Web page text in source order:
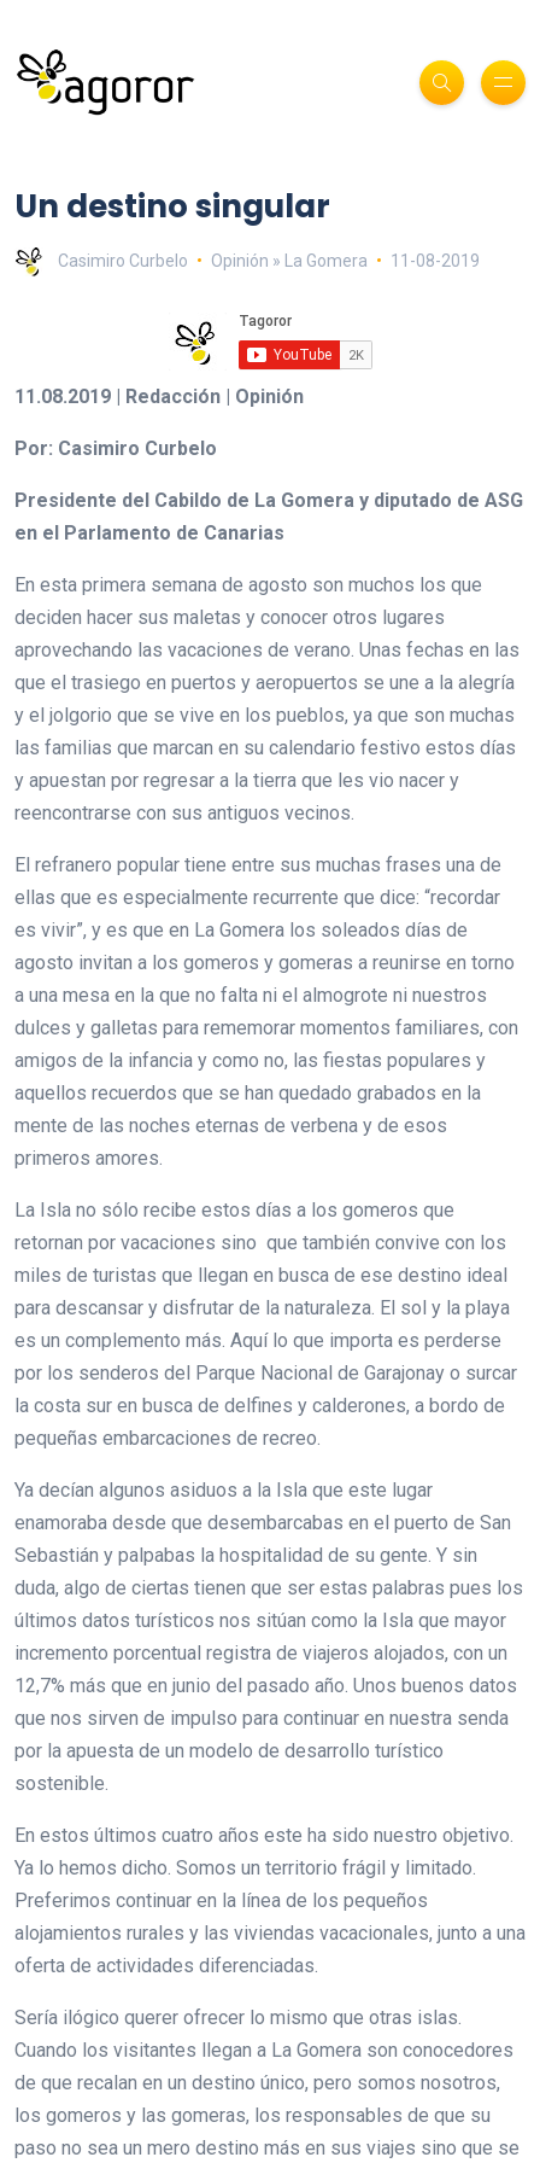
Un destino singular
Casimiro Curbelo Opinión » La Gomera 11-08-2019
11.08.2019 | Redacción | Opinión
Por: Casimiro Curbelo
Presidente del Cabildo de La Gomera y diputado de ASG
en el Parlamento de Canarias
En esta primera semana de agosto son muchos los que
deciden hacer sus maletas y conocer otros lugares
aprovechando las vacaciones de verano. Unas fechas en las
que el trasiego en puertos y aeropuertos se une a la alegría
y el jolgorio que se vive en los pueblos, ya que son muchas
las familias que marcan en su calendario festivo estos días
y apuestan por regresar a la tierra que les vio nacer y
reencontrarse con sus antiguos vecinos.
El refranero popular tiene entre sus muchas frases una de
ellas que es especialmente recurrente que dice: “recordar
es vivir”, y es que en La Gomera los soleados días de
agosto invitan a los gomeros y gomeras a reunirse en torno
a una mesa en la que no falta ni el almogrote ni nuestros
dulces y galletas para rememorar momentos familiares, con
amigos de la infancia y como no, las fiestas populares y
aquellos recuerdos que se han quedado grabados en la
mente de las noches eternas de verbena y de esos
primeros amores.
La Isla no sólo recibe estos días a los gomeros que
retornan por vacaciones sino que también convive con los
miles de turistas que llegan en busca de ese destino ideal
para descansar y disfrutar de la naturaleza. El sol y la playa
es un complemento más. Aquí lo que importa es perderse
por los senderos del Parque Nacional de Garajonay o surcar
la costa sur en busca de delfines y calderones, a bordo de
pequeñas embarcaciones de recreo.
Ya decían algunos asiduos a la Isla que este lugar
enamoraba desde que desembarcabas en el puerto de San
Sebastián y palpabas la hospitalidad de su gente. Y sin
duda, algo de ciertas tienen que ser estas palabras pues los
últimos datos turísticos nos sitúan como la Isla que mayor
incremento porcentual registra de viajeros alojados, con un
12,7% más que en junio del pasado año. Unos buenos datos
que nos sirven de impulso para continuar en nuestra senda
por la apuesta de un modelo de desarrollo turístico
sostenible.
En estos últimos cuatro años este ha sido nuestro objetivo.
Ya lo hemos dicho. Somos un territorio frágil y limitado.
Preferimos continuar en la línea de los pequeños
alojamientos rurales y las viviendas vacacionales, junto a una
oferta de actividades diferenciadas.
Sería ilógico querer ofrecer lo mismo que otras islas.
Cuando los visitantes llegan a La Gomera son conocedores
de que recalan en un destino único, pero somos nosotros,
los gomeros y las gomeras, los responsables de que su
paso no sea un mero destino más en sus viajes sino que se